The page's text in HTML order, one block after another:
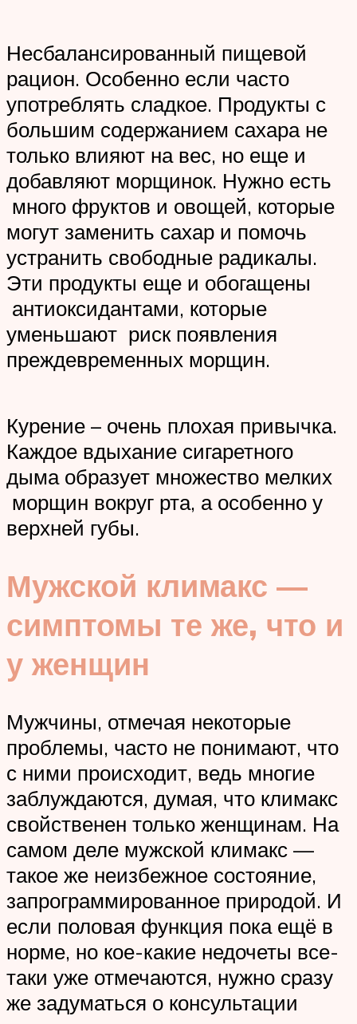
Несбалансированный пищевой
рацион. Особенно если часто
употреблять сладкое. Продукты с
большим содержанием сахара не
только влияют на вес, но еще и
добавляют морщинок. Нужно есть
много фруктов и овощей, которые
могут заменить сахар и помочь
устранить свободные радикалы.
Эти продукты еще и обогащены
антиоксидантами, которые
уменьшают риск появления
преждевременных морщин.
Курение – очень плохая привычка.
Каждое вдыхание сигаретного
дыма образует множество мелких
морщин вокруг рта, а особенно у
верхней губы.
Мужской климакс —
симптомы те же, что и
у женщин
Мужчины, отмечая некоторые
проблемы, часто не понимают, что
с ними происходит, ведь многие
заблуждаются, думая, что климакс
свойственен только женщинам. На
самом деле мужской климакс —
такое же неизбежное состояние,
запрограммированное природой. И
если половая функция пока ещё в
норме, но кое-какие недочеты все-
таки уже отмечаются, нужно сразу
же задуматься о консультации